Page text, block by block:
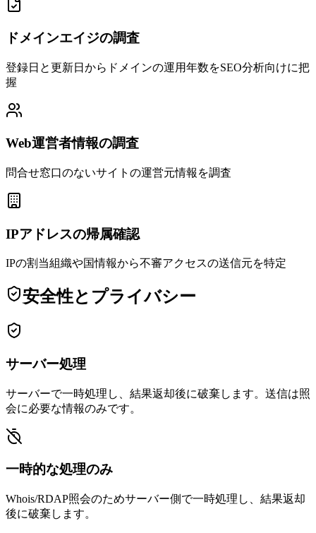
ドメインエイジの調査
登録日と更新日からドメインの運用年数をSEO分析向けに把
握
Web運営者情報の調査
問合せ窓口のないサイトの運営元情報を調査
IPアドレスの帰属確認
IPの割当組織や国情報から不審アクセスの送信元を特定
安全性とプライバシー
サーバー処理
サーバーで一時処理し、結果返却後に破棄します。送信は照
会に必要な情報のみです。
一時的な処理のみ
Whois/RDAP照会のためサーバー側で一時処理し、結果返却
後に破棄します。